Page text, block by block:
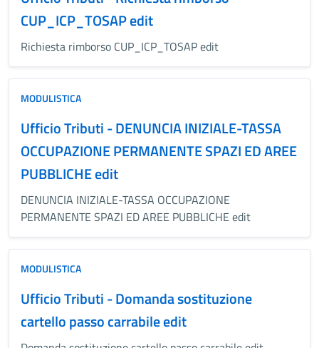
CUP_ICP_TOSAP edit
Richiesta rimborso CUP_ICP_TOSAP edit
MODULISTICA
Ufficio Tributi - DENUNCIA INIZIALE-TASSA
OCCUPAZIONE PERMANENTE SPAZI ED AREE
PUBBLICHE edit
DENUNCIA INIZIALE-TASSA OCCUPAZIONE
PERMANENTE SPAZI ED AREE PUBBLICHE edit
MODULISTICA
Ufficio Tributi - Domanda sostituzione
cartello passo carrabile edit